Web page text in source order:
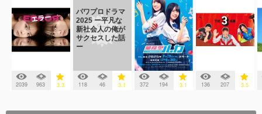
2039 963 3.3
パワプロドラマ
2025 ー平凡な
新社会人の俺が
サクセスした話
ー
118 46 3.1 372 194 3.1 136 207 3.5